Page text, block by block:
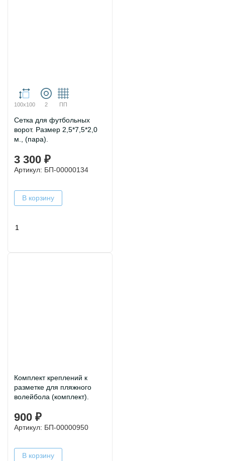
100х100 2 ПП
Сетка для футбольных
ворот. Размер 2,5*7,5*2,0
м., (пара).
3 300 ₽
Артикул: БП-00000134
В корзину
Комплект креплений к
разметке для пляжного
волейбола (комплект).
900 ₽
Артикул: БП-00000950
В корзину